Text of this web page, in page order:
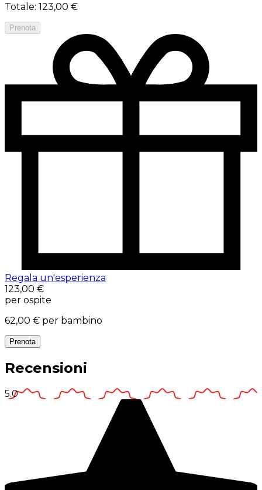
Totale: 123,00 €
Prenota
Regala un'esperienza
123,00 €
per ospite
62,00 € per bambino
Prenota
Recensioni
5.0